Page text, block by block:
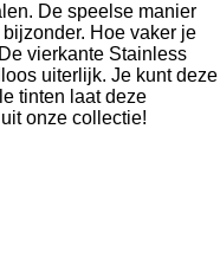
De speelse manier
Hoe vaker je
De vierkante Stainless
uiterlijk. Je kunt deze
tinten laat deze
onze collectie!